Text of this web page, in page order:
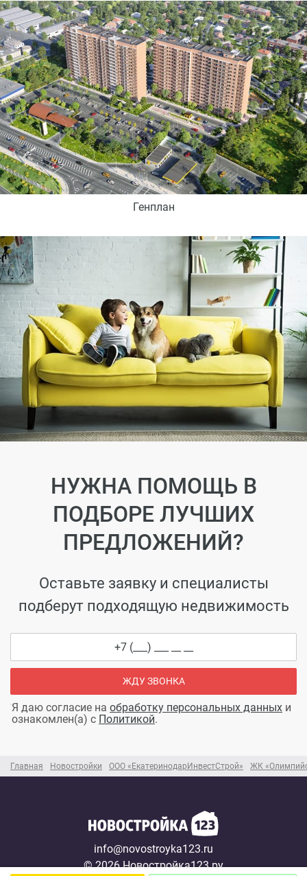
Главная Новостройки ООО «ЕкатеринодарИнвестСтрой» ЖК
Генплан
НУЖНА ПОМОЩЬ В
ПОДБОРЕ ЛУЧШИХ
ПРЕДЛОЖЕНИЙ?
Оставьте заявку и специалисты
подберут подходящую недвижимость
ЖДУ ЗВОНКА
Я даю согласие на обработку персональных данных и
ознакомлен(а) с Политикой.
info@novostroyka123.ru
© 2026 Новостройка123.ру